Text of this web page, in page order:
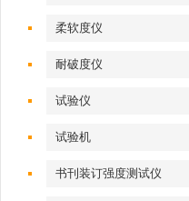
柔软度仪
耐破度仪
试验仪
试验机
书刊装订强度测试仪